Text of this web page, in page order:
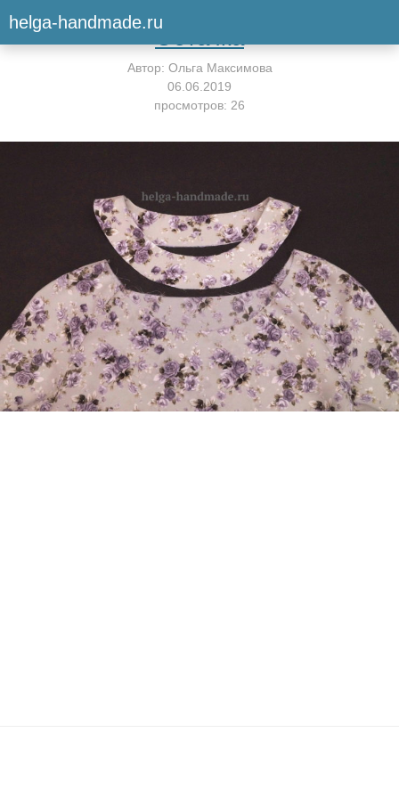
helga-handmade.ruВернуться к мастер-классу
Обтачка
Автор: Ольга Максимова
06.06.2019
просмотров: 26